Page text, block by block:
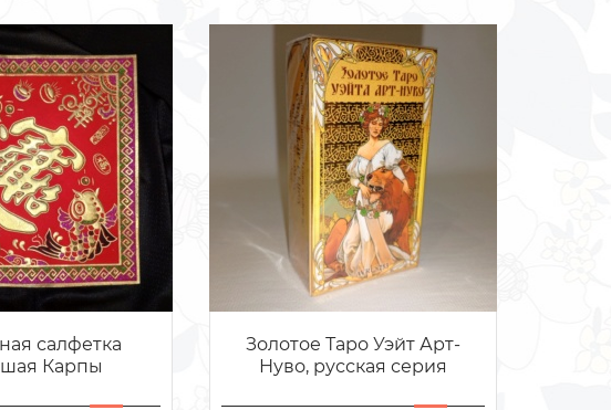
салфетка
Карпы
Золотое Таро Уэйт Арт-
Нуво, русская серия